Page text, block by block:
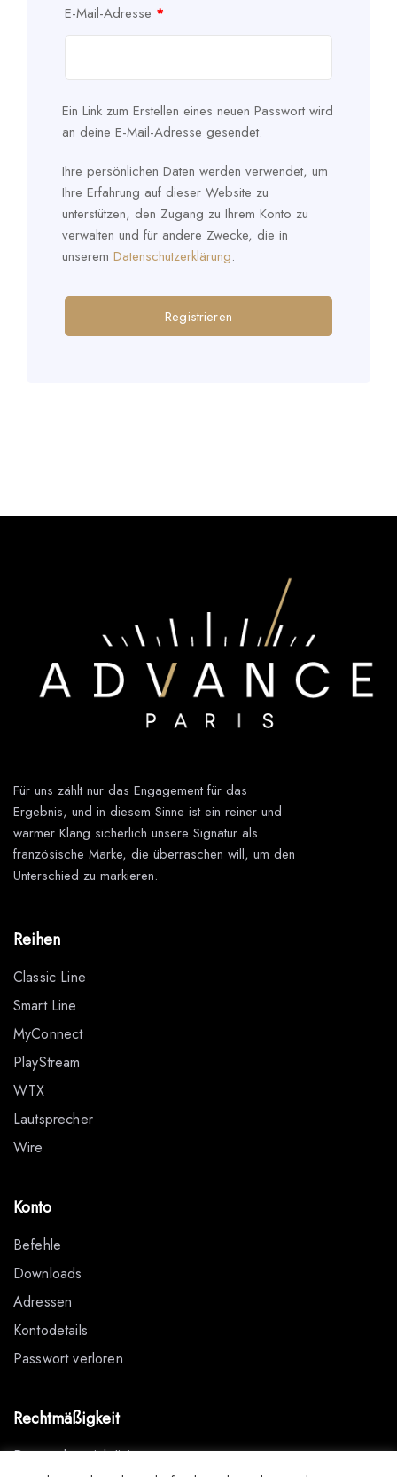
E-Mail-Adresse *
Ein Link zum Erstellen eines neuen Passwort wird
an deine E-Mail-Adresse gesendet.
Ihre persönlichen Daten werden verwendet, um
Ihre Erfahrung auf dieser Website zu
unterstützen, den Zugang zu Ihrem Konto zu
verwalten und für andere Zwecke, die in
unserem Datenschutzerklärung.
Registrieren
Für uns zählt nur das Engagement für das
Ergebnis, und in diesem Sinne ist ein reiner und
warmer Klang sicherlich unsere Signatur als
französische Marke, die überraschen will, um den
Unterschied zu markieren.
Reihen
Classic Line
Smart Line
MyConnect
PlayStream
WTX
Lautsprecher
Wire
Konto
Befehle
Downloads
Adressen
Kontodetails
Passwort verloren
Rechtmäßigkeit
Datenschutzrichtlinie